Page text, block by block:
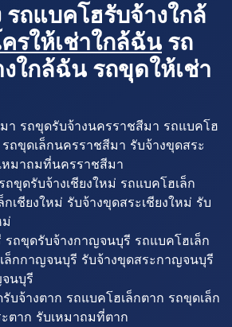
ถแบคโฮรับจ้างใกล้
รให้เช่าใกล้ฉัน รถ
ใกล้ฉัน รถขุดให้เช่า
า รถขุดรับจ้างนครราชสีมา รถแบคโฮ
ถขุดเล็กนครราชสีมา รับจ้างขุดสระ
หมาถมที่นครราชสีมา
ถขุดรับจ้างเชียงใหม่ รถแบคโฮเล็ก
กเชียงใหม่ รับจ้างขุดสระเชียงใหม่ รับ
ม่
ถขุดรับจ้างกาญจนบุรี รถแบคโฮเล็ก
ล็กกาญจนบุรี รับจ้างขุดสระกาญจนบุรี
นบุรี
บจ้างตาก รถแบคโฮเล็กตาก รถขุดเล็ก
ตาก รับเหมาถมที่ตาก